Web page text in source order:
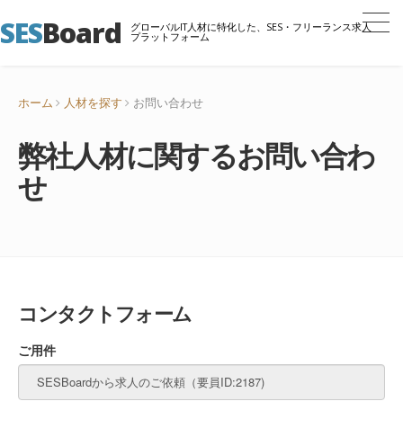
SESBoard グローバルIT人材に特化した、SES・フリーランス求人
プラットフォーム
ホーム 人材を探す お問い合わせ
弊社人材に関するお問い合わ
せ
コンタクトフォーム
ご用件